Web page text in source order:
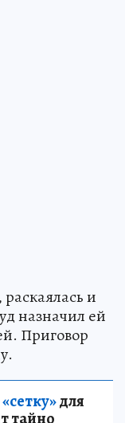
и
назначил ей
Приговор
для
тайно